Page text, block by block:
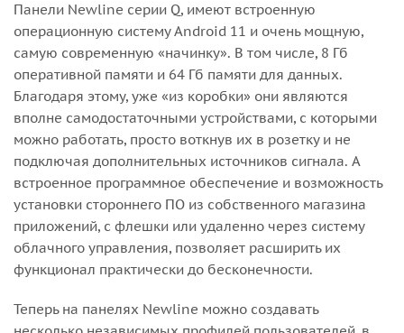
Панели Newline серии Q, имеют встроенную
операционную систему Android 11 и очень мощную,
самую современную «начинку». В том числе, 8 Гб
оперативной памяти и 64 Гб памяти для данных.
Благодаря этому, уже «из коробки» они являются
вполне самодостаточными устройствами, с которыми
можно работать, просто воткнув их в розетку и не
подключая дополнительных источников сигнала. А
встроенное программное обеспечение и возможность
установки стороннего ПО из собственного магазина
приложений, с флешки или удаленно через систему
облачного управления, позволяет расширить их
функционал практически до бесконечности.
Теперь на панелях Newline можно создавать